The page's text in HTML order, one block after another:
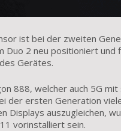
ist bei der zweiten
Duo 2 neu positioniert
Gerätes.
888, welcher auch 5G
der ersten Generation
Displays auszugleichen,
vorinstalliert sein.